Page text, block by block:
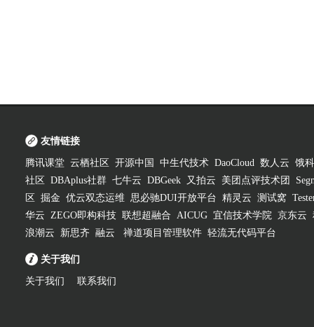
友情链接
腾讯课堂 云栖社区 开源中国 中生代技术 DaoCloud 数人云 饿
社区
DBAplus社群 七牛云 DBGeek 又拍云 美团点评技术团
区
掘金 优云双态运维 思必驰DUI开放平台 精灵云 测试窝
华云 ZEGO即构科技 联想超融合 AICUG 宜信技术学院 京东云
浪潮云
新思齐 融云 禅道项目管理软件 轻流无代码平台
关于我们
关于我们 联系我们